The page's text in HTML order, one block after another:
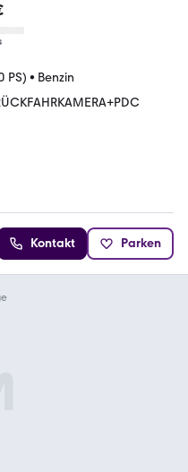
PS) • Benzin
Kontakt Parken